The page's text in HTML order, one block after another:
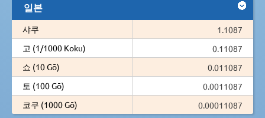
일본
샤쿠
1.1087
고 (1/1000 Koku)
0.11087
쇼 (10 Gō)
0.011087
토 (100 Gō)
0.0011087
코쿠 (1000 Gō)
0.00011087